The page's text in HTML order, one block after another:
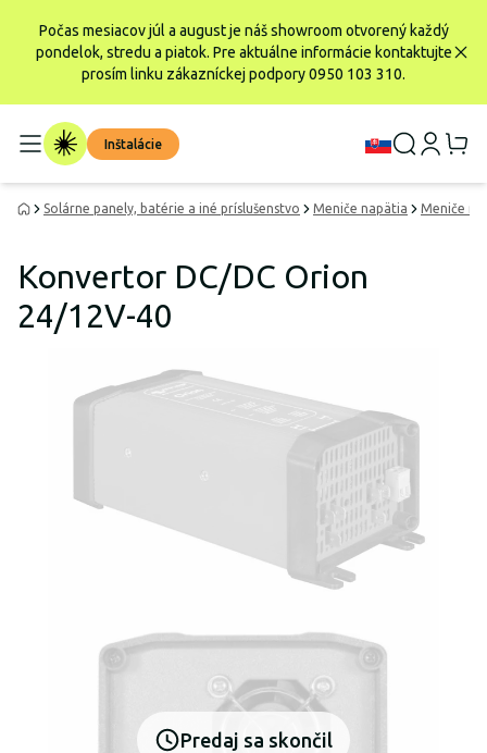
Počas mesiacov júl a august je náš showroom otvorený každý
pondelok, stredu a piatok. Pre aktuálne informácie kontaktujte
prosím linku zákazníckej podpory 0950 103 310.
Inštalácie
Solárne panely, batérie a iné príslušenstvo Meniče napätia Meniče
Konvertor DC/DC Orion
24/12V-40
Predaj sa skončil